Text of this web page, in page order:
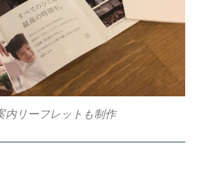
内リーフレットも制作